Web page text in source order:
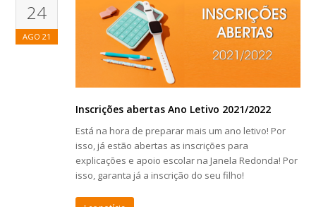
24
AGO 21
Inscrições abertas Ano Letivo 2021/2022
Está na hora de preparar mais um ano letivo! Por
isso, já estão abertas as inscrições para
explicações e apoio escolar na Janela Redonda! Por
isso, garanta já a inscrição do seu filho!